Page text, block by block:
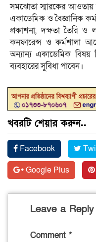
সমঝোতা স্মারকের আওতায়
একাডেমিক ও বৈজ্ঞানিক
প্রকাশনা, দক্ষতা তৈরি ও
কনফারেন্স ও কর্মশালা
অন্যান্য একাডেমিক বিষয়
ব্যবহারের সুবিধা পাবেন।
খবরটি শেয়ার করুন..
Facebook
Google Plus
Leave a Reply
Comment *